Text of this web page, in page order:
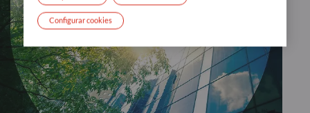
Configurar cookies